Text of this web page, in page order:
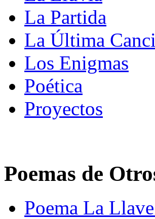
La Partida
La Última
Los Enigmas
Poética
Proyectos
Poemas de
Poema La